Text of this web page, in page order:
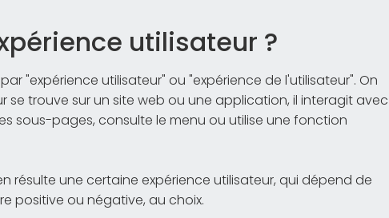
utilisateur ?
"expérience utilisateur" ou "expérience de l'utilisateur". On
se trouve sur un site web ou une application, il interagit avec
sous-pages, consulte le menu ou utilise une fonction
résulte une certaine expérience utilisateur, qui dépend de
positive ou négative, au choix.